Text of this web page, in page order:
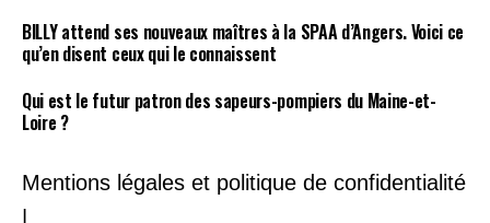
BILLY attend ses nouveaux maîtres à la SPAA d’Angers. Voici ce
qu’en disent ceux qui le connaissent
Qui est le futur patron des sapeurs-pompiers du Maine-et-
Loire ?
Mentions légales et politique de confidentialité